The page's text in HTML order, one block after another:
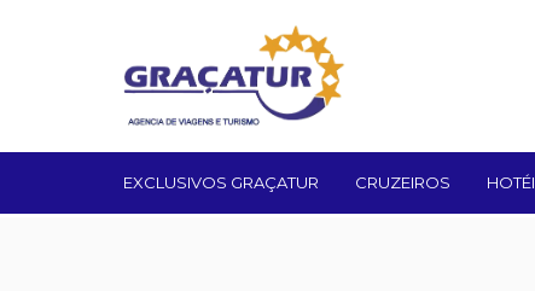
EXCLUSIVOS GRAÇATUR CRUZEIROS